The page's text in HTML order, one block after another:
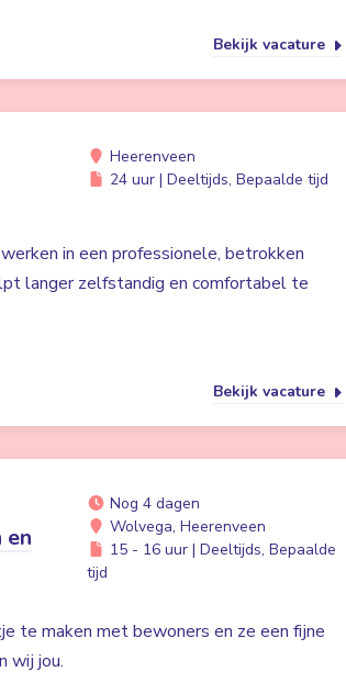
Bekijk vacature
Heerenveen
24 uur | Deeltijds, Bepaalde tijd
in een professionele, betrokken
langer zelfstandig en comfortabel te
Bekijk vacature
en
Nog 4 dagen
Wolvega, Heerenveen
15 - 16 uur | Deeltijds, Bepaalde
tijd
te maken met bewoners en ze een fijne
wij jou.